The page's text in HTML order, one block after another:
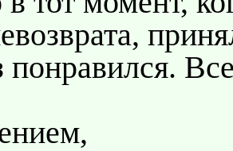
понравился.